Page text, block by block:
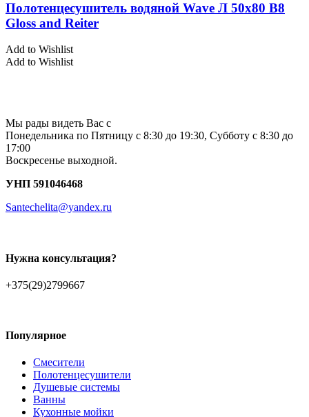
Полотенцесушитель водяной Wave Л 50х80 В8
Gloss and Reiter
Add to Wishlist
Add to Wishlist
Мы рады видеть Вас с
Понедельника по Пятницу с 8:30 до 19:30, Субботу с 8:30 до
17:00
Воскресенье выходной.
УНП 591046468
Santechelita@yandex.ru
Нужна консультация?
+375(29)2799667
Популярное
Смесители
Полотенцесушители
Душевые системы
Ванны
Кухонные мойки